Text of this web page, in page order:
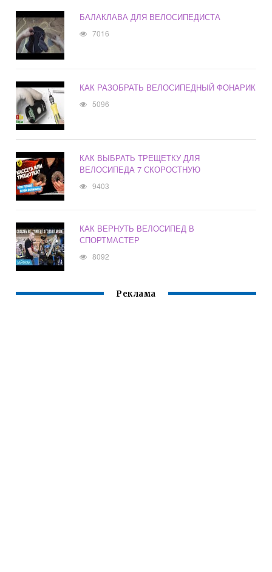
БАЛАКЛАВА ДЛЯ ВЕЛОСИПЕДИСТА
7016
КАК РАЗОБРАТЬ ВЕЛОСИПЕДНЫЙ ФОНАРИК
5096
КАК ВЫБРАТЬ ТРЕЩЕТКУ ДЛЯ
ВЕЛОСИПЕДА 7 СКОРОСТНУЮ
9403
КАК ВЕРНУТЬ ВЕЛОСИПЕД В
СПОРТМАСТЕР
8092
Реклама